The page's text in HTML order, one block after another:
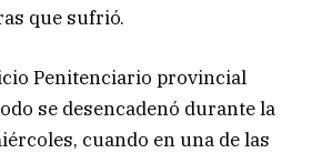
que sufrió.
Penitenciario provincial
se desencadenó durante la
cuando en una de las